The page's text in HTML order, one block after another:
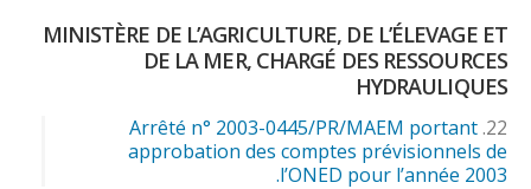
MINISTÈRE DE L’AGRICULTURE, DE L’ÉLEVAGE ET
DE LA MER, CHARGÉ DES RESSOURCES
HYDRAULIQUES
Arrêté n° 2003-0445/PR/MAEM portant
approbation des comptes prévisionnels de
l’ONED pour l’année 2003.